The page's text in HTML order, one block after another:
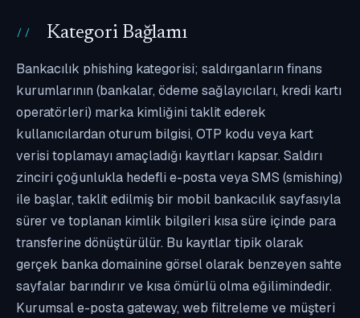
Kategori Bağlamı
Bankacılık phishing kategorisi; saldırganların finans
kurumlarının (bankalar, ödeme sağlayıcıları, kredi kartı
operatörleri) marka kimliğini taklit ederek
kullanıcılardan oturum bilgisi, OTP kodu veya kart
verisi toplamayı amaçladığı kayıtları kapsar. Saldırı
zinciri çoğunlukla hedefli e-posta veya SMS (smishing)
ile başlar, taklit edilmiş bir mobil bankacılık sayfasıyla
sürer ve toplanan kimlik bilgileri kısa süre içinde para
transferine dönüştürülür. Bu kayıtlar tipik olarak
gerçek banka domainine görsel olarak benzeyen sahte
sayfalar barındırır ve kısa ömürlü olma eğilimindedir.
Kurumsal e-posta gateway, web filtreleme ve müşteri